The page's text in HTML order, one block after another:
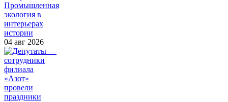
Промышленная
экология в
интерьерах
истории
04 авг 2026